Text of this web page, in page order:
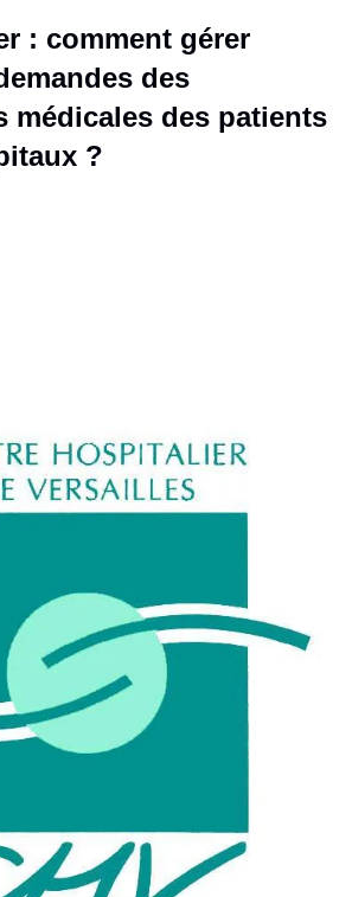
: comment gérer
des
médicales des patients
?